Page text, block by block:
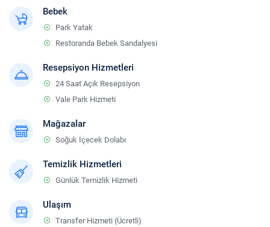
Bebek
Park Yatak
Restoranda Bebek Sandalyesi
Resepsiyon Hizmetleri
24 Saat Açık Resepsiyon
Vale Park Hizmeti
Mağazalar
Soğuk İçecek Dolabı
Temizlik Hizmetleri
Günlük Temizlik Hizmeti
Ulaşım
Transfer Hizmeti (Ücretli)